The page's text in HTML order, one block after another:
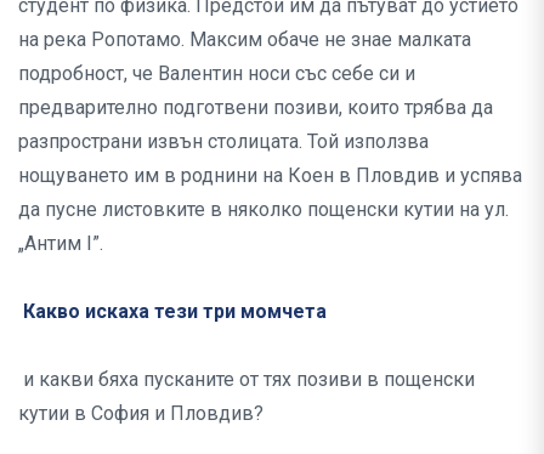
студент по физика. Предстои им да пътуват до устието
на река Ропотамо. Максим обаче не знае малката
подробност, че Валентин носи със себе си и
предварително подготвени позиви, които трябва да
разпространи извън столицата. Той използва
нощуването им в роднини на Коен в Пловдив и успява
да пусне листовките в няколко пощенски кутии на ул.
„Антим I”.
Какво искаха тези три момчета
и какви бяха пусканите от тях позиви в пощенски
кутии в София и Пловдив?